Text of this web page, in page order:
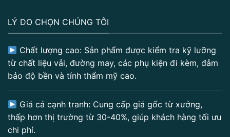
LÝ DO CHỌN CHÚNG TÔI
Chất lượng cao: Sản phẩm được kiểm tra kỹ lưỡng
từ chất liệu vải, đường may, các phụ kiện đi kèm, đảm
bảo độ bền và tính thẩm mỹ cao.
Giá cả cạnh tranh: Cung cấp giá gốc từ xưởng,
thấp hơn thị trường từ 30-40%, giúp khách hàng tối ưu
chi phí.